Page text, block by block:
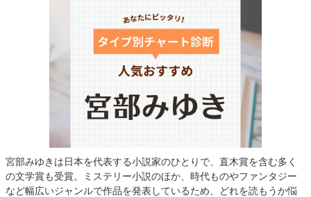
宮部みゆきは日本を代表する小説家のひとりで、直木賞を含む多く
の文学賞も受賞。ミステリー小説のほか、時代ものやファンタジー
など幅広いジャンルで作品を発表しているため、どれを読もうか悩